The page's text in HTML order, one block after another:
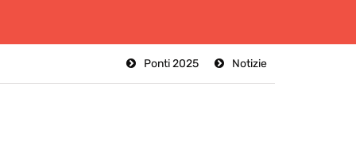
Notizie
Ponti 2025